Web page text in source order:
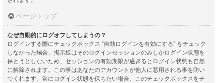
ページトップ
なぜ自動的にログオフしてしまうの？
ログインする際にチェックボックス “自動ログインを有効にする” をチェック
しなかった場合、掲示板はそのログインセッションのみしかログイン状態を
保とうとしないため、セッションの有効期限が過ぎるとログイン状態も自然
に解除されます。この事はあなたのアカウントが他人に悪用される事を防い
でくれます。常にログイン状態を保ちたい場合、このチェックボックスをチ